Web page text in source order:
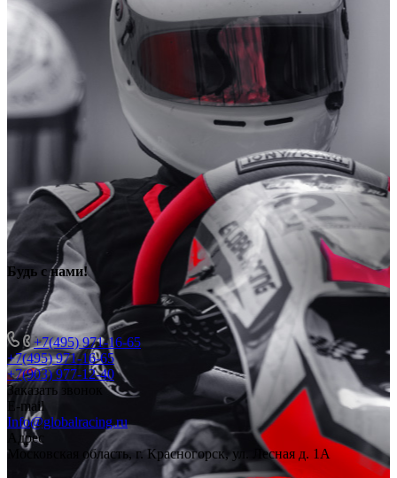
Будь с нами!
+7(495) 971-16-65
+7(495) 971-16-65
+7(903) 977-12-40
Заказать звонок
E-mail
Info@globalracing.ru
Адрес
Московская область, г. Красногорск, ул. Лесная д. 1А